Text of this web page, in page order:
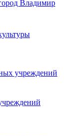
Владимир
учреждений